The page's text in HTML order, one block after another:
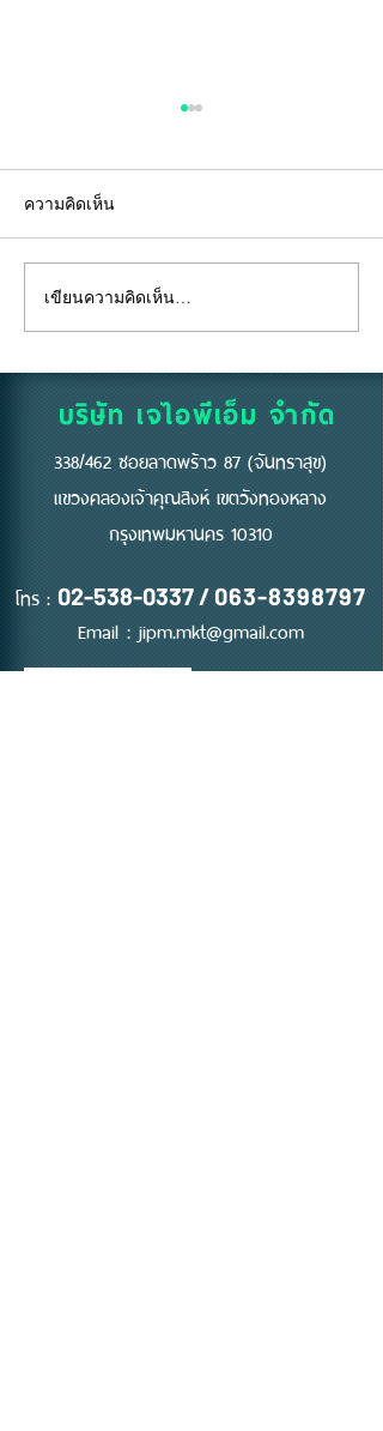
"คีย์การ์ด" ไม่ใช่แค่แผ่น
พลาสติก... แต่คือ "ด่าน
แรก" ของความปลอดภัย
ความคิดเห็น
เขียนความคิดเห็น…
บริษัท เจไอพีเอ็ม จำกัด
338/462 ซอยลาดพร้าว 87 (จันทราสุข)
แขวงคลองเจ้าคุณสิงห์ เขตวังทองหลาง
กรุงเทพมหานคร 10310
โทร : 02-538-0337 / 063-8398797
Email : jipm.mkt@gmail.com